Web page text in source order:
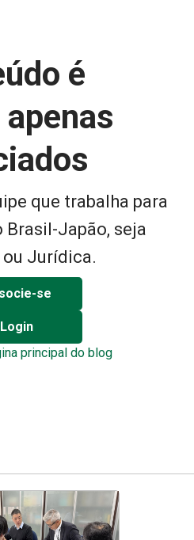
é
que trabalha para
Japão, seja
Jurídica.
se
Login
principal do blog